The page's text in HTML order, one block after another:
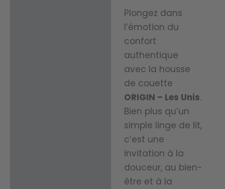
Plongez dans
l’émotion du
confort
authentique
avec la housse
de couette
ORIGIN – Les Unis.
Bien plus qu’un
simple linge de lit,
c’est une
invitation à la
douceur, au bien-
être et à la